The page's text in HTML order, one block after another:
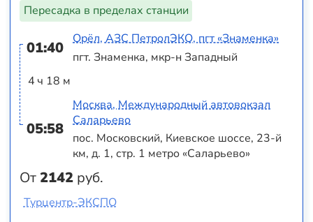
Пересадка в пределах станции
01:40
4 ч 18 м
05:58
От2142 руб.
Орёл, АЗС ПетролЭКО, пгт «Знаменка»
пгт. Знаменка, мкр-н Западный
Москва, Международный автовокзал
Саларьево
пос. Московский, Киевское шоссе, 23-й
км, д. 1, стр. 1 метро «Саларьево»
Турцентр-ЭКСПО